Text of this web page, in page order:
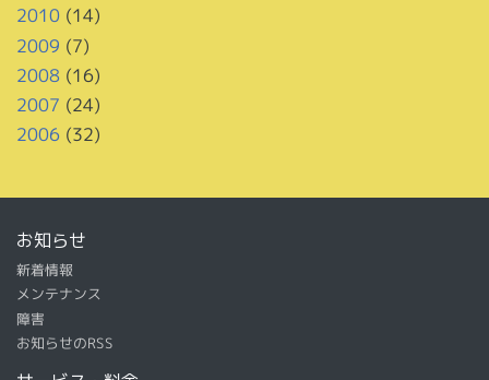
2010(14)
2009 (7)
2008 (16)
2007 (24)
2006 (32)
お知らせ
新着情報
メンテナンス
障害
お知らせのRSS